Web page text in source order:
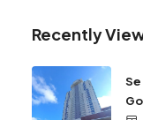
Recently